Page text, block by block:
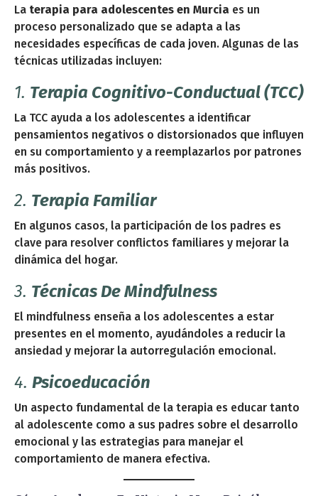
La terapia para adolescentes en Murcia es un
proceso personalizado que se adapta a las
necesidades específicas de cada joven. Algunas de las
técnicas utilizadas incluyen:
1. Terapia Cognitivo-Conductual (TCC)
La TCC ayuda a los adolescentes a identificar
pensamientos negativos o distorsionados que influyen
en su comportamiento y a reemplazarlos por patrones
más positivos.
2. Terapia Familiar
En algunos casos, la participación de los padres es
clave para resolver conflictos familiares y mejorar la
dinámica del hogar.
3. Técnicas De Mindfulness
El mindfulness enseña a los adolescentes a estar
presentes en el momento, ayudándoles a reducir la
ansiedad y mejorar la autorregulación emocional.
4. Psicoeducación
Un aspecto fundamental de la terapia es educar tanto
al adolescente como a sus padres sobre el desarrollo
emocional y las estrategias para manejar el
comportamiento de manera efectiva.